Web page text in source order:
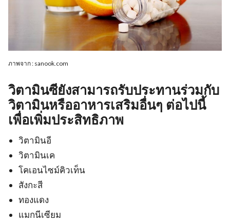
ภาพจาก : sanook.com
วิตามินซียังสามารถรับประทานร่วมกับ
วิตามินหรืออาหารเสริมอื่นๆ ต่อไปนี้
เพื่อเพิ่มประสิทธิภาพ
วิตามินอี
วิตามินเค
โคเอนไซม์คิวเท็น
สังกะสี
ทองแดง
แมกนีเซียม